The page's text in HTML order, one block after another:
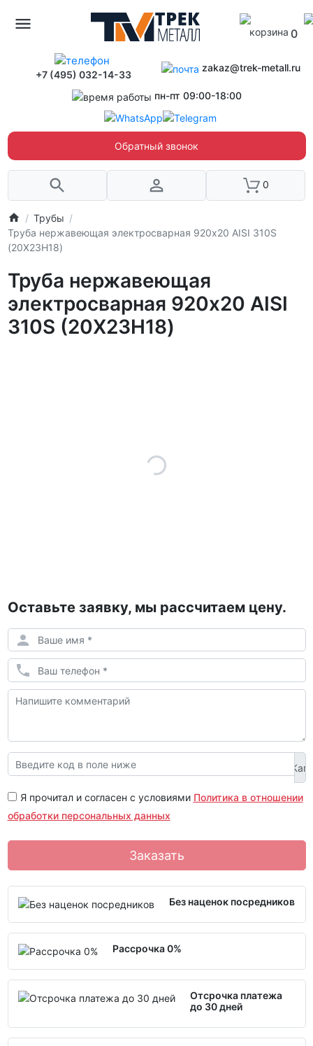
0
+7 (495) 032-14-33
zakaz@trek-metall.ru
пн-пт 09:00-18:00
Обратный звонок
0
Трубы
Труба нержавеющая электросварная 920х20 AISI 310S
(20Х23Н18)
Труба нержавеющая
электросварная 920х20 AISI
310S (20Х23Н18)
Оставьте заявку, мы рассчитаем цену.
Я прочитал и согласен с условиями Политика в отношении
обработки персональных данных
Заказать
Без наценок посредников
Рассрочка 0%
Отсрочка платежа
до 30 дней